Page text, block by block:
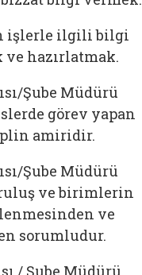
işlerle ilgili bilgi
ve hazırlatmak.
Şube Müdürü
görev yapan
amiridir.
Şube Müdürü
ve birimlerin
ve
sorumludur.
/ Şube Müdürü